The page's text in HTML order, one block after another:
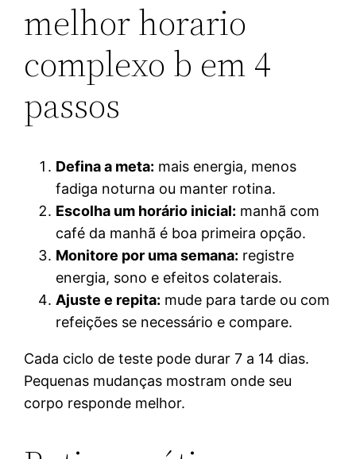
melhor horario
complexo b em 4
passos
Defina a meta: mais energia, menos
fadiga noturna ou manter rotina.
Escolha um horário inicial: manhã com
café da manhã é boa primeira opção.
Monitore por uma semana: registre
energia, sono e efeitos colaterais.
Ajuste e repita: mude para tarde ou com
refeições se necessário e compare.
Cada ciclo de teste pode durar 7 a 14 dias.
Pequenas mudanças mostram onde seu
corpo responde melhor.